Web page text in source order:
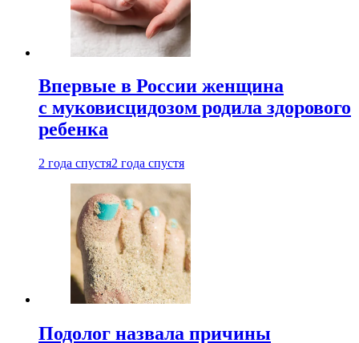
Впервые в России женщина
с муковисцидозом родила здорового
ребенка
2 года спустя2 года спустя
Подолог назвала причины